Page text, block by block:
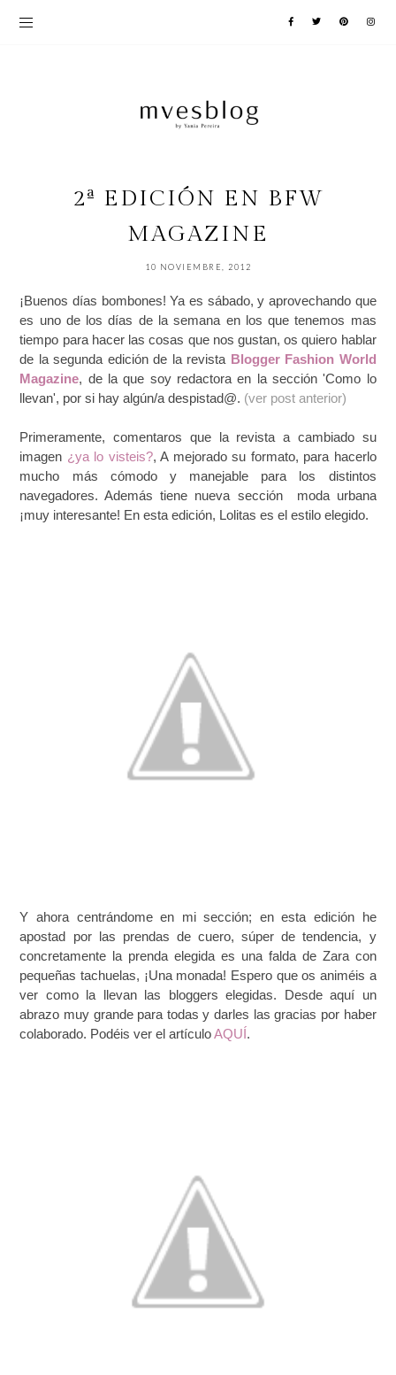
2ª EDICIÓN EN BFW
MAGAZINE
10 NOVIEMBRE, 2012
¡Buenos días bombones! Ya es sábado, y aprovechando que
es uno de los días de la semana en los que tenemos mas
tiempo para hacer las cosas que nos gustan, os quiero hablar
de la segunda edición de la revista Blogger Fashion World
Magazine, de la que soy redactora en la sección 'Como lo
llevan', por si hay algún/a despistad@. (ver post anterior)
Primeramente, comentaros que la revista a cambiado su
imagen ¿ya lo visteis?, A mejorado su formato, para hacerlo
mucho más cómodo y manejable para los distintos
navegadores. Además tiene nueva sección moda urbana
¡muy interesante! En esta edición, Lolitas es el estilo elegido.
Y ahora centrándome en mi sección; en esta edición he
apostad por las prendas de cuero, súper de tendencia, y
concretamente la prenda elegida es una falda de Zara con
pequeñas tachuelas, ¡Una monada! Espero que os animéis a
ver como la llevan las bloggers elegidas. Desde aquí un
abrazo muy grande para todas y darles las gracias por haber
colaborado. Podéis ver el artículoAQUÍ.